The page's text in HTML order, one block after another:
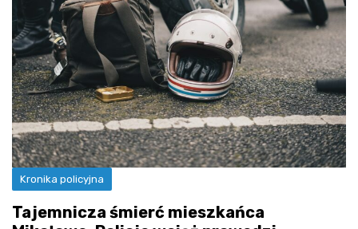
Kronika policyjna
Tajemnicza śmierć mieszkańca